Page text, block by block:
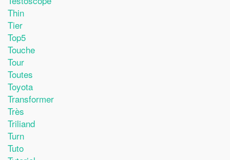
Thin
Tier
Top5
Touche
Tour
Toutes
Toyota
Transformer
Très
Triliand
Turn
Tuto